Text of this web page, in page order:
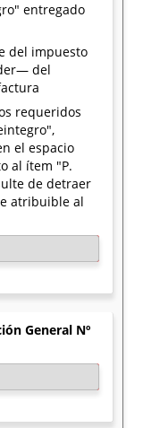
entregado
del impuesto
del
requeridos
el espacio
al ítem "P.
de detraer
atribuible al
General Nº